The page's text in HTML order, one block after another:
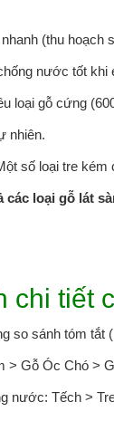
(thu hoạch
nước tốt khi
loại gỗ cứng
nhiên.
số loại tre kém
các loại gỗ lát
chi tiết
so sánh tóm tắt
> Gỗ Óc Chó >
nước: Tếch >